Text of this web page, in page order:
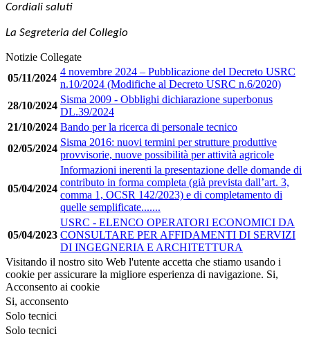
Cordiali saluti
La Segreteria del Collegio
Notizie Collegate
05/11/2024
4 novembre 2024 – Pubblicazione del Decreto USRC
n.10/2024 (Modifiche al Decreto USRC n.6/2020)
28/10/2024
Sisma 2009 - Obblighi dichiarazione superbonus
DL.39/2024
21/10/2024 Bando per la ricerca di personale tecnico
02/05/2024
Sisma 2016: nuovi termini per strutture produttive
provvisorie, nuove possibilità per attività agricole
05/04/2024
Informazioni inerenti la presentazione delle domande di
contributo in forma completa (già prevista dall’art. 3,
comma 1, OCSR 142/2023) e di completamento di
quelle semplificate.......
05/04/2023
USRC - ELENCO OPERATORI ECONOMICI DA
CONSULTARE PER AFFIDAMENTI DI SERVIZI
DI INGEGNERIA E ARCHITETTURA
Visitando il nostro sito Web l'utente accetta che stiamo usando i
cookie per assicurare la migliore esperienza di navigazione. Si,
Acconsento ai cookie
Si, acconsento
Solo tecnici
Solo tecnici